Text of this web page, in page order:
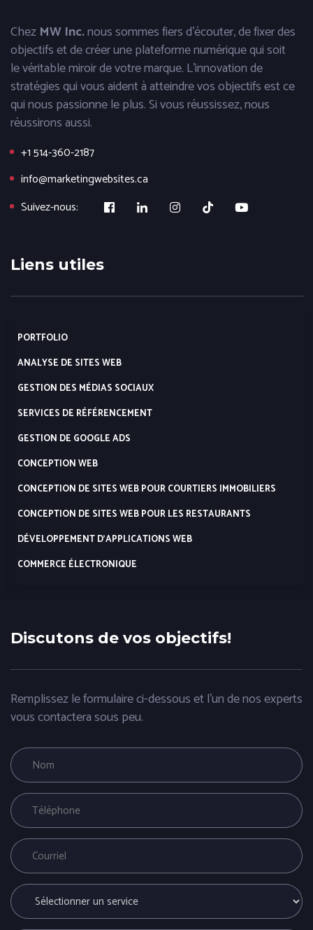
Chez MW Inc.nous sommes fiers d'écouter, de fixer des
objectifs et de créer une plateforme numérique qui soit
le véritable miroir de votre marque. L'innovation de
stratégies qui vous aident à atteindre vos objectifs est ce
qui nous passionne le plus. Si vous réussissez, nous
réussirons aussi.
+1 514-360-2187
info@marketingwebsites.ca
Suivez-nous:
Liens utiles
PORTFOLIO
ANALYSE DE SITES WEB
GESTION DES MÉDIAS SOCIAUX
SERVICES DE RÉFÉRENCEMENT
GESTION DE GOOGLE ADS
CONCEPTION WEB
CONCEPTION DE SITES WEB POUR COURTIERS IMMOBILIERS
CONCEPTION DE SITES WEB POUR LES RESTAURANTS
DÉVELOPPEMENT D’APPLICATIONS WEB
COMMERCE ÉLECTRONIQUE
Discutons de vos objectifs!
Remplissez le formulaire ci-dessous et l'un de nos experts
vous contactera sous peu.